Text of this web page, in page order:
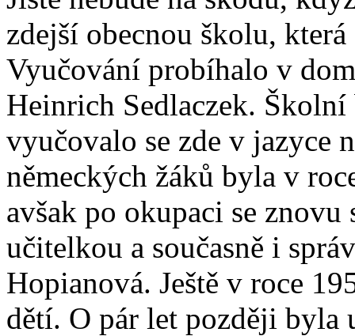
zdejší obecnou školu,
Vyučování probíhalo v
Heinrich Sedlaczek. Školní
vyučovalo se zde v jazyce
německých žáků byla v
avšak po okupaci se
učitelkou a současně i
Hopianová. Ještě v roce
dětí. O pár let později byla